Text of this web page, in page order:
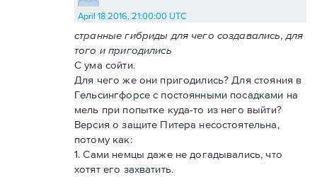
April 18 2016, 21:00:00 UTC
странные гибриды для чего создавались, для
того и пригодились
С ума сойти.
Для чего же они пригодились? Для стояния в
Гельсингфорсе с постоянными посадками на
мель при попытке куда-то из него выйти?
Версия о защите Питера несостоятельна,
потому как:
1. Сами немцы даже не догадывались, что
хотят его захватить.